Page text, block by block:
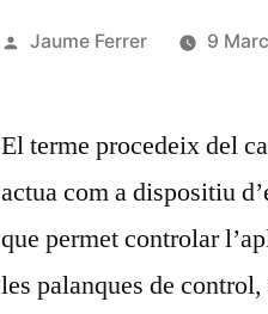
Publicat
Jaume Ferrer 9
El terme procedeix del
actua com a dispositiu
que permet controlar
les palanques de